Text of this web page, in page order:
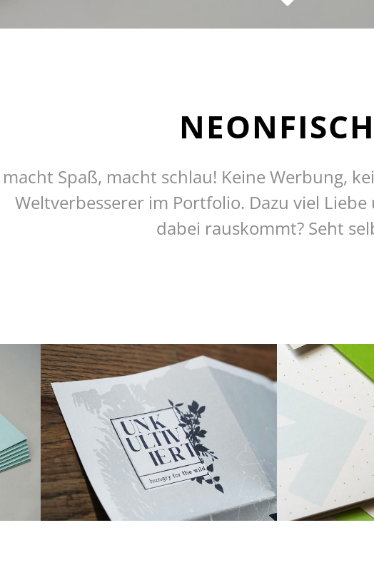
NEONFISCH
macht Spaß, macht schlau! Keine Werbung,
Weltverbesserer im Portfolio. Dazu viel
dabei rauskommt? Seht
CORPORATE IDENTITY,
ILLUSTRATION, PRINT